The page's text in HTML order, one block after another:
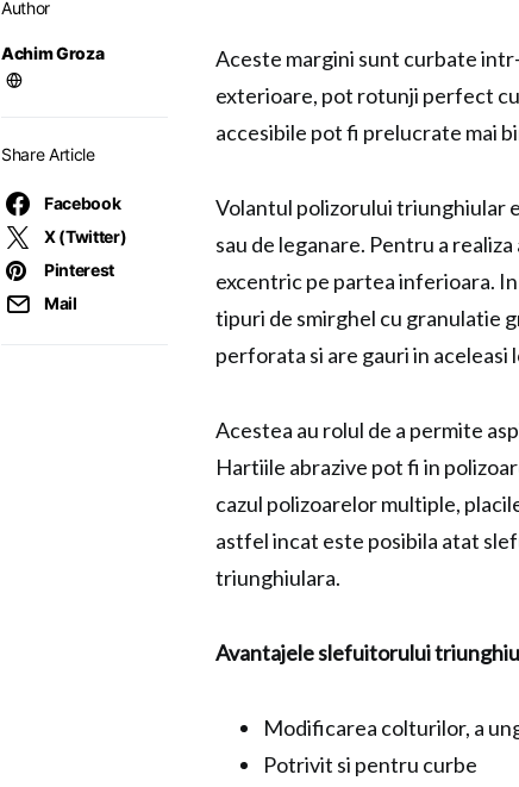
Author
Achim Groza
Share Article
Facebook
X (Twitter)
Pinterest
Mail
Aceste margini sunt curbate
exterioare, pot rotunji perfect
accesibile pot fi prelucrate mai
Volantul polizorului triunghiular
sau de leganare. Pentru a
excentric pe partea inferioara.
tipuri de smirghel cu granulatie
perforata si are gauri in aceleasi
Acestea au rolul de a permite
Hartiile abrazive pot fi in
cazul polizoarelor multiple,
astfel incat este posibila atat
triunghiulara.
Avantajele slefuitorului
Modificarea colturilor, a
Potrivit si pentru curbe